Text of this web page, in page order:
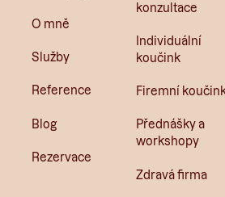
O mně
Služby
Reference
Blog
Rezervace
konzultace
Individuální
koučink
Firemní
Přednášky a
workshopy
Zdravá firma